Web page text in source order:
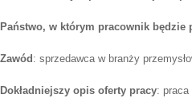
Państwo, w którym pracownik będzie
Zawód : sprzedawca w branży
Dokładniejszy opis oferty pracy: praca